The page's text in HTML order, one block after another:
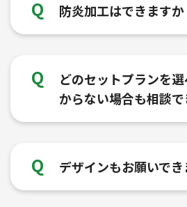
防炎加工はできますか
どのセットプランを
からない場合も相談
デザインもお願いでき